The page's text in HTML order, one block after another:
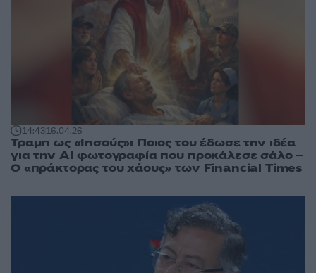
14:4316.04.26
Τραμπ ως «Ιησούς»: Ποιος του έδωσε την ιδέα
για την AI φωτογραφία που προκάλεσε σάλο –
Ο «πράκτορας του χάους» των Financial Times